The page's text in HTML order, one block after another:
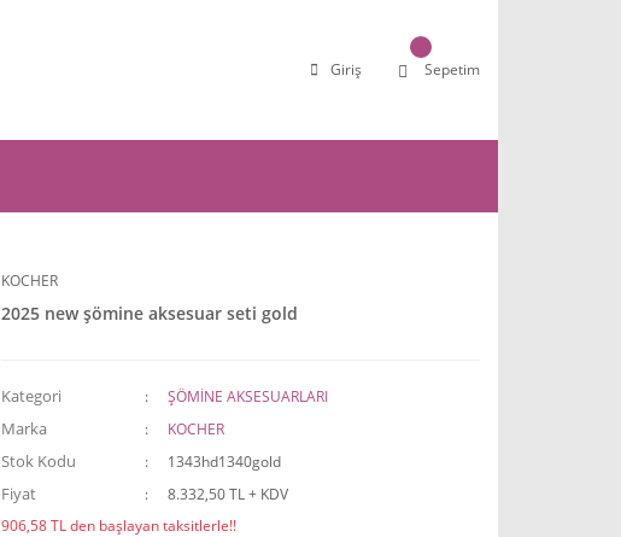
Giriş Sepetim
KOCHER
2025 new şömine aksesuar seti gold
Kategori ŞÖMİNE AKSESUARLARI
Marka KOCHER
Stok Kodu 1343hd1340gold
Fiyat
8.332,50 TL + KDV
906,58 TL den başlayan taksitlerle!!